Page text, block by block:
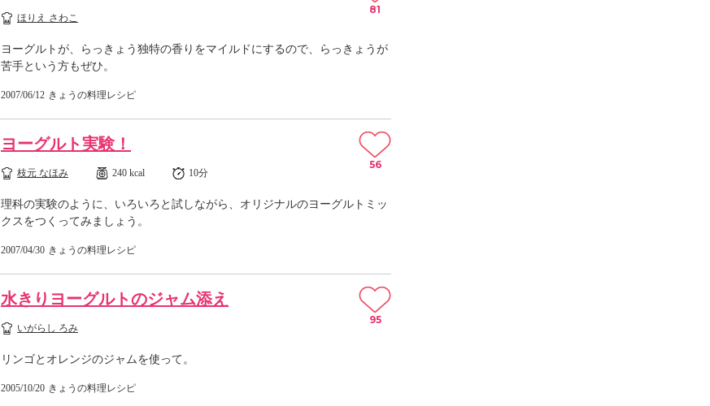
ほりえ さわこ
ヨーグルトが、らっきょう独特の香りをマイルドにするので、らっきょうが
苦手という方もぜひ。
2007/06/12 きょうの料理レシピ
81
ヨーグルト実験！
枝元 なほみ 240 kcal 10分
理科の実験のように、いろいろと試しながら、オリジナルのヨーグルトミッ
クスをつくってみましょう。
2007/04/30 きょうの料理レシピ
56
水きりヨーグルトのジャム添え
いがらし ろみ
リンゴとオレンジのジャムを使って。
2005/10/20 きょうの料理レシピ
95